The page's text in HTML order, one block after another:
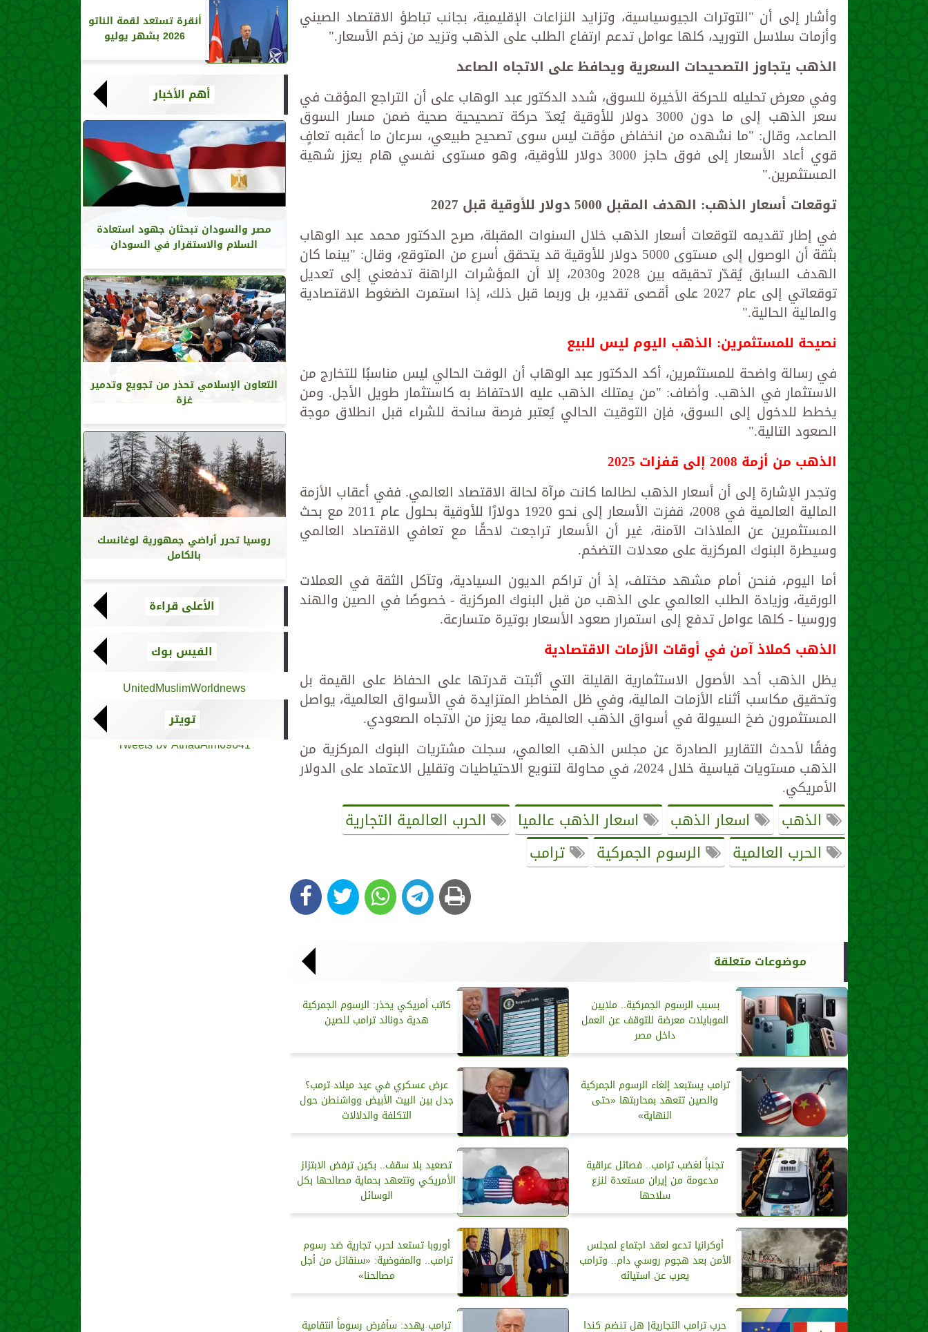
وأشار إلى أن "التوترات الجيوسياسية، وتزايد النزاعات الإقليمية، بجانب تباطؤ الاقتصاد الصيني
وأزمات سلاسل التوريد، كلها عوامل تدعم ارتفاع الطلب على الذهب وتزيد من زخم الأسعار."
الذهب يتجاوز التصحيحات السعرية ويحافظ على الاتجاه الصاعد
وفي معرض تحليله للحركة الأخيرة للسوق، شدد الدكتور عبد الوهاب على أن التراجع المؤقت في
سعر الذهب إلى ما دون 3000 دولار للأوقية يُعدّ حركة تصحيحية صحية ضمن مسار السوق
الصاعد، وقال: "ما نشهده من انخفاض مؤقت ليس سوى تصحيح طبيعي، سرعان ما أعقبه تعافٍ
قوي أعاد الأسعار إلى فوق حاجز 3000 دولار للأوقية، وهو مستوى نفسي هام يعزز شهية
المستثمرين."
توقعات أسعار الذهب: الهدف المقبل 5000 دولار للأوقية قبل 2027
في إطار تقديمه لتوقعات أسعار الذهب خلال السنوات المقبلة، صرح الدكتور محمد عبد الوهاب
بثقة أن الوصول إلى مستوى 5000 دولار للأوقية قد يتحقق أسرع من المتوقع، وقال: "بينما كان
الهدف السابق يُقدّر تحقيقه بين 2028 و2030، إلا أن المؤشرات الراهنة تدفعني إلى تعديل
توقعاتي إلى عام 2027 على أقصى تقدير، بل وربما قبل ذلك، إذا استمرت الضغوط الاقتصادية
والمالية الحالية."
نصيحة للمستثمرين: الذهب اليوم ليس للبيع
في رسالة واضحة للمستثمرين، أكد الدكتور عبد الوهاب أن الوقت الحالي ليس مناسبًا للتخارج من
الاستثمار في الذهب. وأضاف: "من يمتلك الذهب عليه الاحتفاظ به كاستثمار طويل الأجل. ومن
يخطط للدخول إلى السوق، فإن التوقيت الحالي يُعتبر فرصة سانحة للشراء قبل انطلاق موجة
الصعود التالية."
الذهب من أزمة 2008 إلى قفزات 2025
وتجدر الإشارة إلى أن أسعار الذهب لطالما كانت مرآة لحالة الاقتصاد العالمي. ففي أعقاب الأزمة
المالية العالمية في 2008، قفزت الأسعار إلى نحو 1920 دولارًا للأوقية بحلول عام 2011 مع بحث
المستثمرين عن الملاذات الآمنة، غير أن الأسعار تراجعت لاحقًا مع تعافي الاقتصاد العالمي
وسيطرة البنوك المركزية على معدلات التضخم.
أما اليوم، فنحن أمام مشهد مختلف، إذ أن تراكم الديون السيادية، وتآكل الثقة في العملات
الورقية، وزيادة الطلب العالمي على الذهب من قبل البنوك المركزية - خصوصًا في الصين والهند
وروسيا - كلها عوامل تدفع إلى استمرار صعود الأسعار بوتيرة متسارعة.
الذهب كملاذ آمن في أوقات الأزمات الاقتصادية
يظل الذهب أحد الأصول الاستثمارية القليلة التي أثبتت قدرتها على الحفاظ على القيمة بل
وتحقيق مكاسب أثناء الأزمات المالية، وفي ظل المخاطر المتزايدة في الأسواق العالمية، يواصل
المستثمرون ضخ السيولة في أسواق الذهب العالمية، مما يعزز من الاتجاه الصعودي.
وفقًا لأحدث التقارير الصادرة عن مجلس الذهب العالمي، سجلت مشتريات البنوك المركزية من
الذهب مستويات قياسية خلال 2024، في محاولة لتنويع الاحتياطيات وتقليل الاعتماد على الدولار
الأمريكي.
الذهب اسعار الذهب اسعار الذهب عالميا
الحرب العالمية التجارية
الحرب العالمية
الرسوم الجمركية ترامب
موضوعات متعلقة
بسبب الرسوم الجمركية.. ملايين
الموبايلات معرضة للتوقف عن العمل
داخل مصر
كاتب أمريكي يحذر: الرسوم الجمركية
هدية دونالد ترامب للصين
ترامب يستبعد إلغاء الرسوم الجمركية
والصين تتعهد بمحاربتها «حتى
النهاية»
عرض عسكري في عيد ميلاد ترمب؟
جدل بين البيت الأبيض وواشنطن حول
التكلفة والدلالات
تجنباً لغضب ترامب.. فصائل عراقية
مدعومة من إيران مستعدة لنزع
سلاحها
تصعيد بلا سقف.. بكين ترفض الابتزاز
الأمريكي وتتعهد بحماية مصالحها بكل
الوسائل
أوكرانيا تدعو لعقد اجتماع لمجلس
الأمن بعد هجوم روسي دام.. وترامب
يعرب عن استيائه
أوروبا تستعد لحرب تجارية ضد رسوم
ترامب.. والمفوضية: «سنقاتل من أجل
مصالحنا»
حرب ترامب التجارية| هل تنضم كندا
ترامب يهدد: سأفرض رسوماً انتقامية
أنقرة تستعد لقمة الناتو
2026 بشهر يوليو
أهم الأخبار
مصر والسودان تبحثان جهود استعادة
السلام والاستقرار في السودان
التعاون الإسلامي تحذر من تجويع وتدمير
غزة
روسيا تحرر أراضي جمهورية لوغانسك
بالكامل
الأعلى قراءة
الفيس بوك
UnitedMuslimWorldnews
تويتر
Tweets by AthadAlm69641